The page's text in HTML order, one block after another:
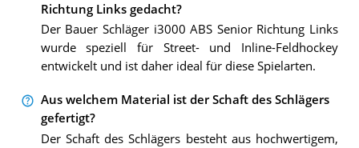
Richtung Links gedacht?
Der Bauer Schläger i3000 ABS Senior Richtung Links
wurde speziell für Street- und Inline-Feldhockey
entwickelt und ist daher ideal für diese Spielarten.
Aus welchem Material ist der Schaft des Schlägers
gefertigt?
Der Schaft des Schlägers besteht aus hochwertigem,